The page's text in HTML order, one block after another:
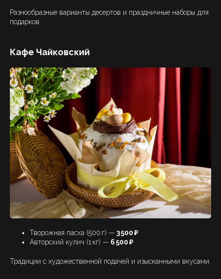
Разнообразные варианты десертов и праздничные наборы для
подарков.
Кафе Чайковский
Творожная пасха (500 г) — 3 500 ₽
Авторский кулич (1 кг) — 6 500 ₽
Традиции с художественной подачей и изысканными вкусами.